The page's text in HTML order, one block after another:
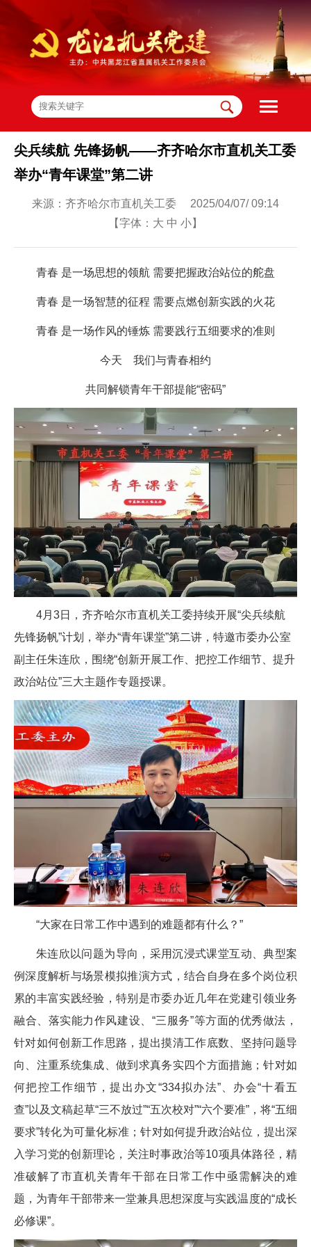
尖兵续航 先锋扬帆——齐齐哈尔市直机关工委
举办“青年课堂”第二讲
来源：齐齐哈尔市直机关工委 2025/04/07/ 09:14
【字体： 大 中 小】
青春 是一场思想的领航 需要把握政治站位的舵盘
青春 是一场智慧的征程 需要点燃创新实践的火花
青春 是一场作风的锤炼 需要践行五细要求的准则
今天 我们与青春相约
共同解锁青年干部提能“密码”
4月3日，齐齐哈尔市直机关工委持续开展“尖兵续航
先锋扬帆”计划，举办“青年课堂”第二讲，特邀市委办公室
副主任朱连欣，围绕“创新开展工作、把控工作细节、提升
政治站位”三大主题作专题授课。
“大家在日常工作中遇到的难题都有什么？”
朱连欣以问题为导向，采用沉浸式课堂互动、典型案
例深度解析与场景模拟推演方式，结合自身在多个岗位积
累的丰富实践经验，特别是市委办近几年在党建引领业务
融合、落实能力作风建设、“三服务”等方面的优秀做法，
针对如何创新工作思路，提出摸清工作底数、坚持问题导
向、注重系统集成、做到求真务实四个方面措施；针对如
何把控工作细节，提出办文“334拟办法”、办会“十看五
查”以及文稿起草“三不放过”“五次校对”“六个要准”，将“五细
要求”转化为可量化标准；针对如何提升政治站位，提出深
入学习党的创新理论，关注时事政治等10项具体路径，精
准破解了市直机关青年干部在日常工作中亟需解决的难
题，为青年干部带来一堂兼具思想深度与实践温度的“成长
必修课”。